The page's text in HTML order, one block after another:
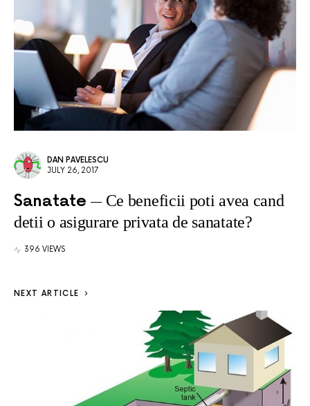
DAN PAVELESCU
JULY 26, 2017
Sanatate
Ce beneficii poti avea cand
detii o asigurare privata de sanatate?
396 VIEWS
NEXT ARTICLE